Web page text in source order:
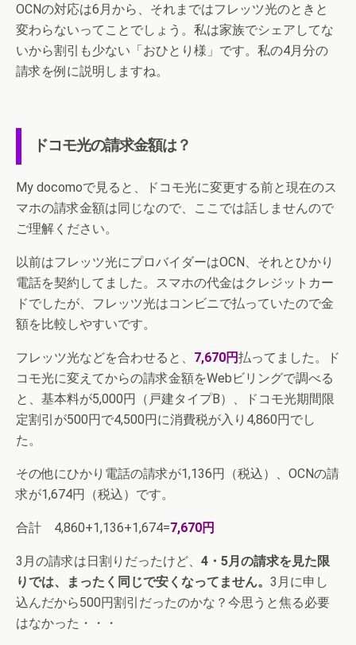
OCNの対応は6月から、それまではフレッツ光のときと
変わらないってことでしょう。私は家族でシェアしてな
いから割引も少ない「おひとり様」です。私の4月分の
請求を例に説明しますね。
ドコモ光の請求金額は？
My docomoで見ると、ドコモ光に変更する前と現在のス
マホの請求金額は同じなので、ここでは話しませんので
ご理解ください。
以前はフレッツ光にプロバイダーはOCN、それとひかり
電話を契約してました。スマホの代金はクレジットカー
ドでしたが、フレッツ光はコンビニで払っていたので金
額を比較しやすいです。
フレッツ光などを合わせると、 7,670円払ってました。ド
コモ光に変えてからの請求金額をWebビリングで調べる
と、基本料が5,000円（戸建タイプB）、ドコモ光期間限
定割引が500円で4,500円に消費税が入り4,860円でし
た。
その他にひかり電話の請求が1,136円（税込）、OCNの請
求が1,674円（税込）です。
合計 4,860+1,136+1,674=7,670円
3月の請求は日割りだったけど、 4・5月の請求を見た限
りでは、まったく同じで安くなってません。 3月に申し
込んだから500円割引だったのかな？今思うと焦る必要
はなかった・・・